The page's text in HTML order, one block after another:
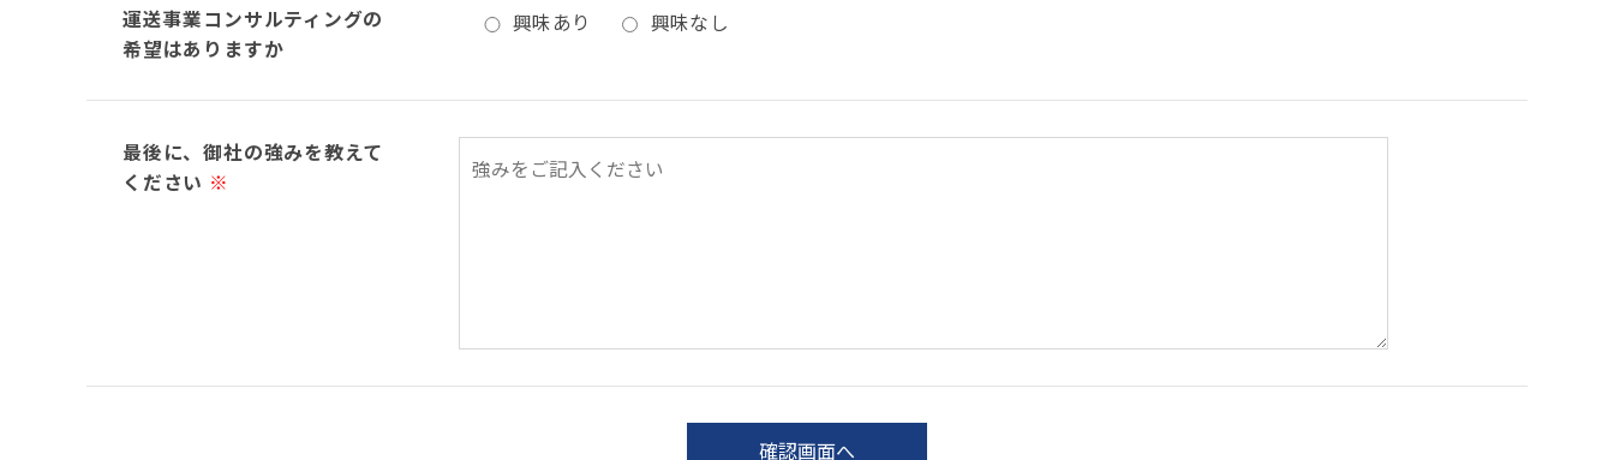
運送事業コンサルティングの
希望はありますか
興味あり 興味なし
最後に、御社の強みを教えて
ください ※